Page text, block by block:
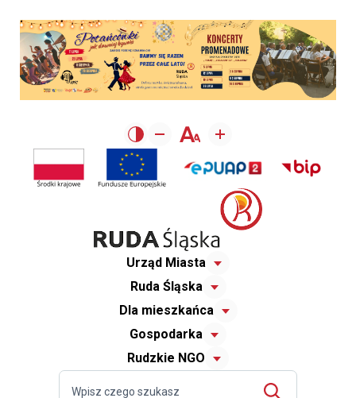
Urząd Miasta
Ruda Śląska
Dla mieszkańca
Gospodarka
Rudzkie NGO